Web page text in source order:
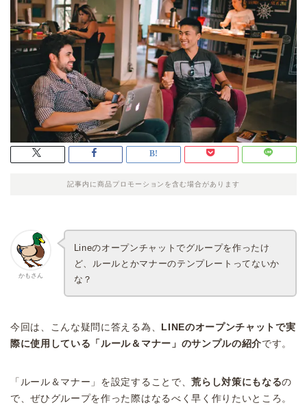
記事内に商品プロモーションを含む場合があります
かもさん
Lineのオープンチャットでグループを作ったけ
ど、ルールとかマナーのテンプレートってないか
な？
今回は、こんな疑問に答える為、
LINEのオープンチャットで実
際に使用している「ルール＆マナー」のサンプルの紹介です。
「ルール＆マナー」を設定することで、荒らし対策にもなるの
で、ぜひグループを作った際はなるべく早く作りたいところ。